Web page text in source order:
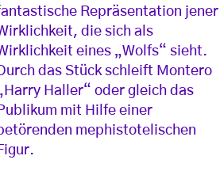
Repräsentation jener
die sich als
eines „Wolfs“ sieht.
das Stück schleift Montero
Haller“ oder gleich das
mit Hilfe einer
mephistotelischen